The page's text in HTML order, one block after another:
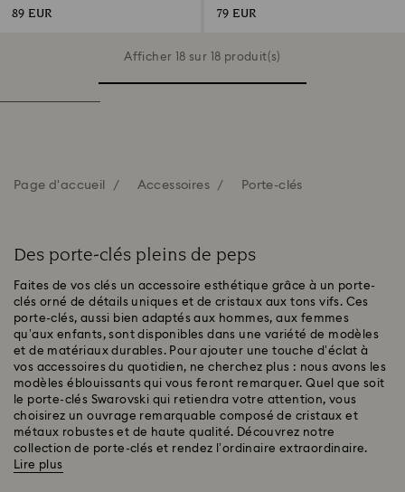
89 EUR 79 EUR
Afficher 18 sur 18 produit(s)
Page d'accueil Accessoires Porte-clés
Des porte-clés pleins de peps
Faites de vos clés un accessoire esthétique grâce à un porte-
clés orné de détails uniques et de cristaux aux tons vifs. Ces
porte-clés, aussi bien adaptés aux hommes, aux femmes
qu’aux enfants, sont disponibles dans une variété de modèles
et de matériaux durables. Pour ajouter une touche d’éclat à
vos accessoires du quotidien, ne cherchez plus : nous avons les
modèles éblouissants qui vous feront remarquer. Quel que soit
le porte-clés Swarovski qui retiendra votre attention, vous
choisirez un ouvrage remarquable composé de cristaux et
métaux robustes et de haute qualité. Découvrez notre
collection de porte-clés et rendez l’ordinaire extraordinaire.
Lire plus